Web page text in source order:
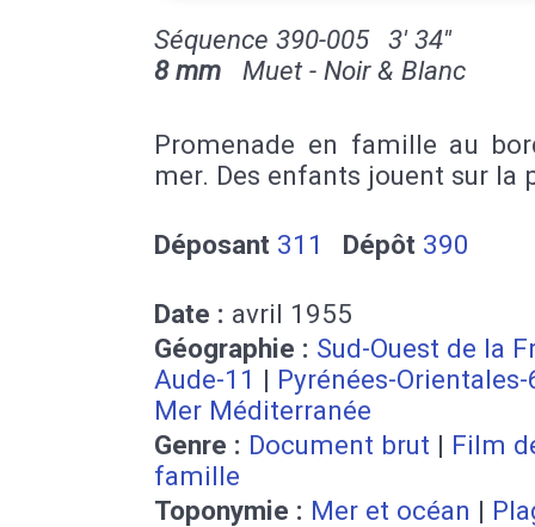
Séquence 390-005
3' 34''
8 mm Muet - Noir & Blanc
Promenade en famille au
mer. Des enfants jouent sur la
Déposant 311 Dépôt 390
Date : avril 1955
Géographie : Sud-Ouest de la
Aude-11 | Pyrénées-
Mer Méditerranée
Genre : Document brut | Film
famille
Toponymie : Mer et océan |